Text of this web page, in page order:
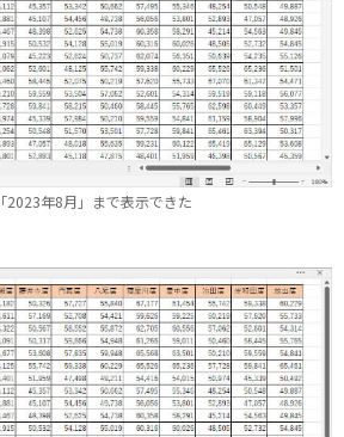
2023年8月」まで表示できた